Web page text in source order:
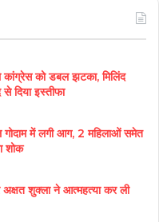
को डबल झटका, मिलिंद
दिया इस्तीफा
में लगी आग, 2 महिलाओं समेत
शोक
अक्षत शुक्ला ने आत्महत्या कर ली